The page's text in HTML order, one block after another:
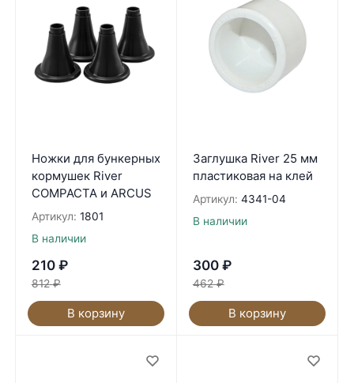
Ножки для бункерных
кормушек River
COMPACTA и ARCUS
Артикул: 1801
В наличии
210 ₽
812 ₽
В корзину
Заглушка River 25 мм
пластиковая на клей
Артикул: 4341-04
В наличии
300 ₽
462 ₽
В корзину